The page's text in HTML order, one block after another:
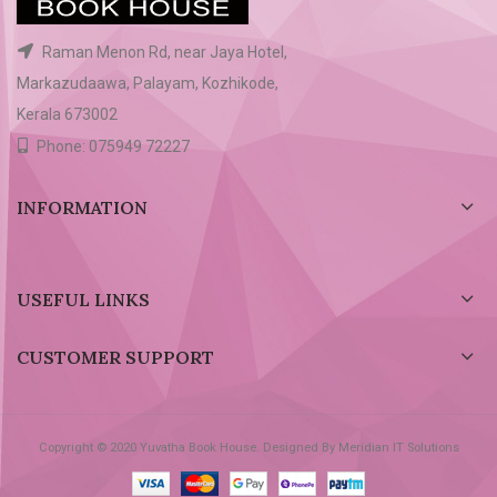
Raman Menon Rd, near Jaya Hotel,
Markazudaawa, Palayam, Kozhikode,
Kerala 673002
Phone: 075949 72227
INFORMATION
USEFUL LINKS
CUSTOMER SUPPORT
Copyright © 2020 Yuvatha Book House. Designed By Meridian IT Solutions